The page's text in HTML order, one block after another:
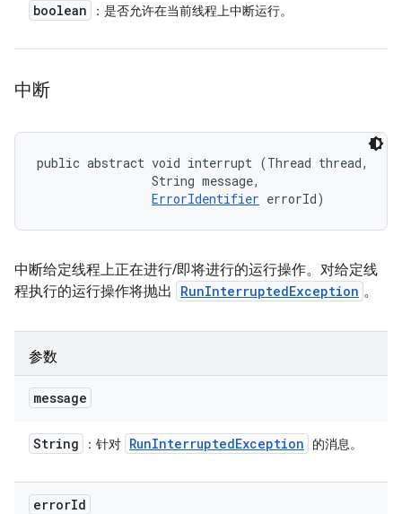
boolean ：是否允许在当前线程上中断运行。
中断
public abstract void interrupt (Thread thread,
                String message,
ErrorIdentifier errorId)
中断给定线程上正在进行/即将进行的运行操作。对给定线
程执行的运行操作将抛出
RunInterruptedException 。
参数
message
String ：针对 RunInterruptedException 的消息。
errorId